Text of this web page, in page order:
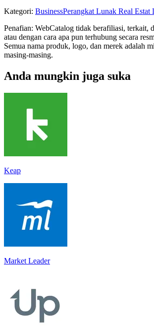
Kategori: BusinessPerangkat Lunak Real Estat
Penafian: WebCatalog tidak berafiliasi, terkait,
atau dengan cara apa pun terhubung secara
Semua nama produk, logo, dan merek adalah
masing-masing.
Anda mungkin juga suka
Keap
Market Leader